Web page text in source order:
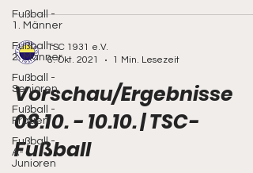
Fußball -
1. Männer
Fußball -
2. Männer
Fußball -
Senioren
Fußball -
Frauen
Fußball -
A-
Junioren
TSC 1931 e.V.
6. Okt. 2021
1 Min. Lesezeit
Vorschau/Ergebnisse
08.10. - 10.10. | TSC-
Fußball